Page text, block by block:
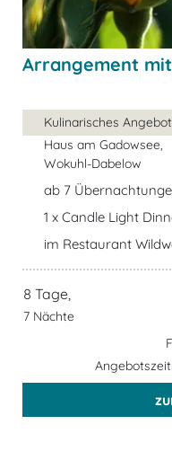
Arrangement
Kulinarisches
Haus am Gadowsee,
Wokuhl-Dabelow
ab 7
1 x Candle Light
im Restaurant
8 Tage,
7 Nächte